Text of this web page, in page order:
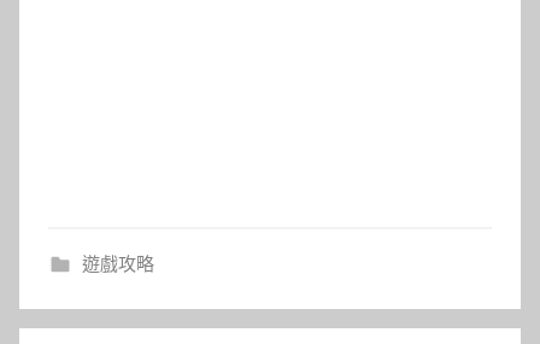
遊戲攻略